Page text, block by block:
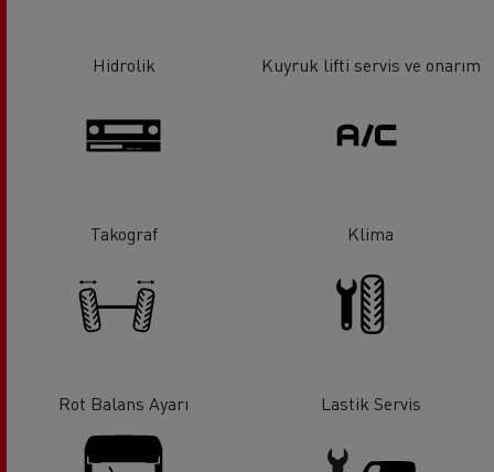
Hidrolik Kuyruk lifti servis ve onarım
Takograf Klima
Rot Balans Ayarı Lastik Servis